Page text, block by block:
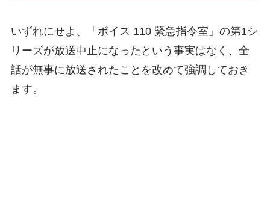
いずれにせよ、「ボイス 110 緊急指令室」の第1シ
リーズが放送中止になったという事実はなく、全
話が無事に放送されたことを改めて強調しておき
ます。